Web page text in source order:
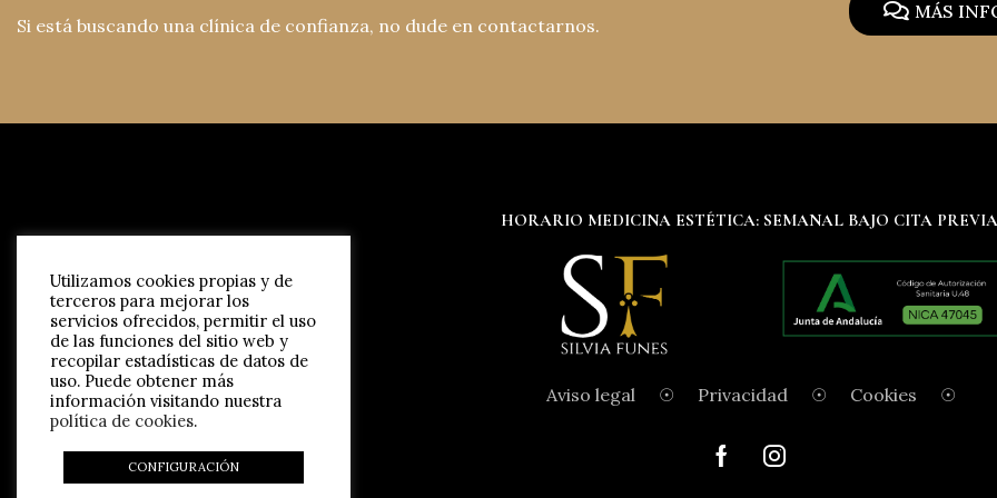
Si está buscando una clínica de confianza, no dude en contactarnos.
MÁS
HORARIO MEDICINA ESTÉTICA: SEMANAL BAJO CITA PREVIA
Aviso legal ☉ Privacidad ☉ Cookies ☉
Utilizamos cookies propias y de
terceros para mejorar los
servicios ofrecidos, permitir el uso
de las funciones del sitio web y
recopilar estadísticas de datos de
uso. Puede obtener más
información visitando nuestra
política de cookies.
CONFIGURACIÓN